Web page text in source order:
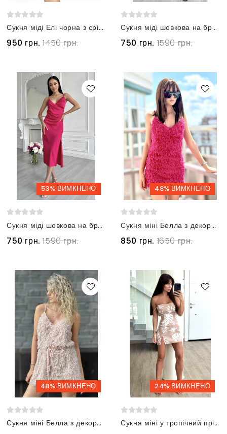
Сукня міді Елі чорна з сріблястим напиленням
950 грн. 1450 грн.
Сукня міді шовкова на бретелях та розрізом зелена
750 грн. 1590 грн.
53% ВИМКНЕНО
Сукня міді шовкова на бретелях та розрізом малинова
750 грн. 1590 грн.
48% ВИМКНЕНО
Сукня міні Белла з декоративного пір'я малинова
850 грн. 1650 грн.
48% ВИМКНЕНО
Сукня міні Белла з декоративного пір'я рожева
24% ВИМКНЕНО
Сукня міні у тропічний прінт на бретельках бежева